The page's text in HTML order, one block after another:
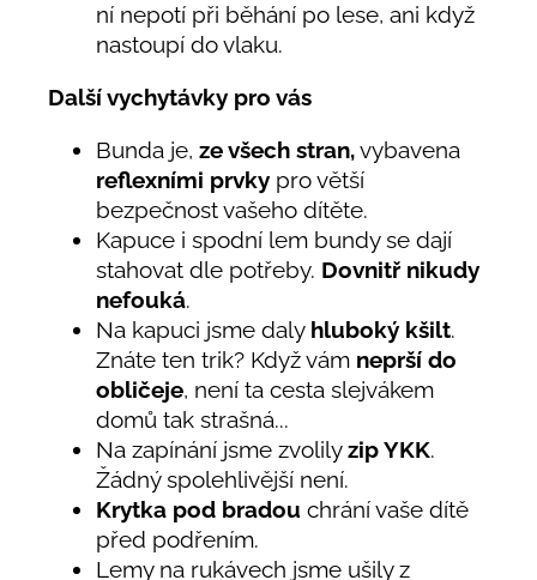
ní nepotí při běhání po lese, ani když
nastoupí do vlaku.
Další vychytávky pro vás
Bunda je, ze všech stran,vybavena
reflexními prvky pro větší
bezpečnost vašeho dítěte.
Kapuce i spodní lem bundy se dají
stahovat dle potřeby. Dovnitř nikudy
nefouká.
Na kapuci jsme daly hluboký kšilt.
Znáte ten trik? Když vám neprší do
obličeje, není ta cesta slejvákem
domů tak strašná...
Na zapínání jsme zvolilyzip YKK.
Žádný spolehlivější není.
Krytka pod bradou chrání vaše dítě
před podřením.
Lemy na rukávech jsme ušily z